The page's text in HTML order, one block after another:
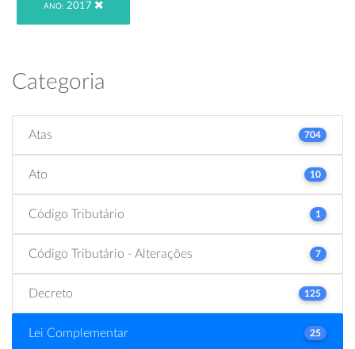
ANO: 2017
Categoria
Atas 704
Ato 10
Código Tributário 1
Código Tributário - Alterações 7
Decreto 125
Lei Complementar 25